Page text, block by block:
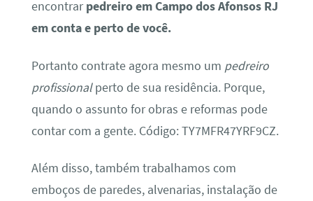
encontrarpedreiro em Campo dos Afonsos RJ
em conta e perto de você.
Portanto contrate agora mesmo um pedreiro
profissionalperto de sua residência. Porque,
quando o assunto for obras e reformas pode
contar com a gente. Código: TY7MFR47YRF9CZ.
Além disso, também trabalhamos com
emboços de paredes, alvenarias, instalação de